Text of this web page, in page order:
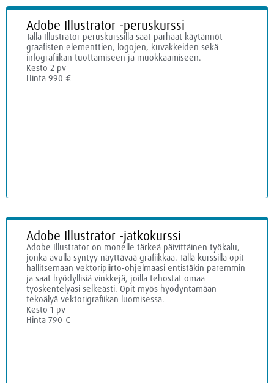
Adobe Illustrator -peruskurssi
Tällä Illustrator-peruskurssilla saat parhaat käytännöt
graafisten elementtien, logojen, kuvakkeiden sekä
infografiikan tuottamiseen ja muokkaamiseen.
Kesto 2 pv
Hinta 990 €
Adobe Illustrator -jatkokurssi
Adobe Illustrator on monelle tärkeä päivittäinen työkalu,
jonka avulla syntyy näyttävää grafiikkaa. Tällä kurssilla opit
hallitsemaan vektoripiirto-ohjelmaasi entistäkin paremmin
ja saat hyödyllisiä vinkkejä, joilla tehostat omaa
työskentelyäsi selkeästi. Opit myös hyödyntämään
tekoälyä vektorigrafiikan luomisessa.
Kesto 1 pv
Hinta 790 €